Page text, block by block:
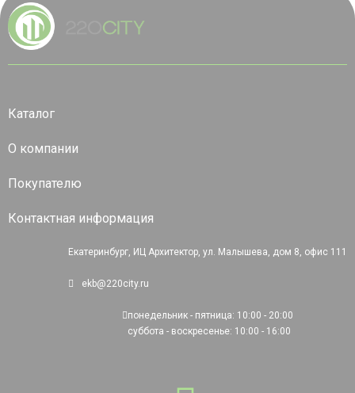
Каталог
О компании
Покупателю
Контактная информация
Екатеринбург, ИЦ Архитектор, ул. Малышева, дом 8, офис 111
ekb@220city.ru
понедельник - пятница: 10:00 - 20:00
суббота - воскресенье: 10:00 - 16:00